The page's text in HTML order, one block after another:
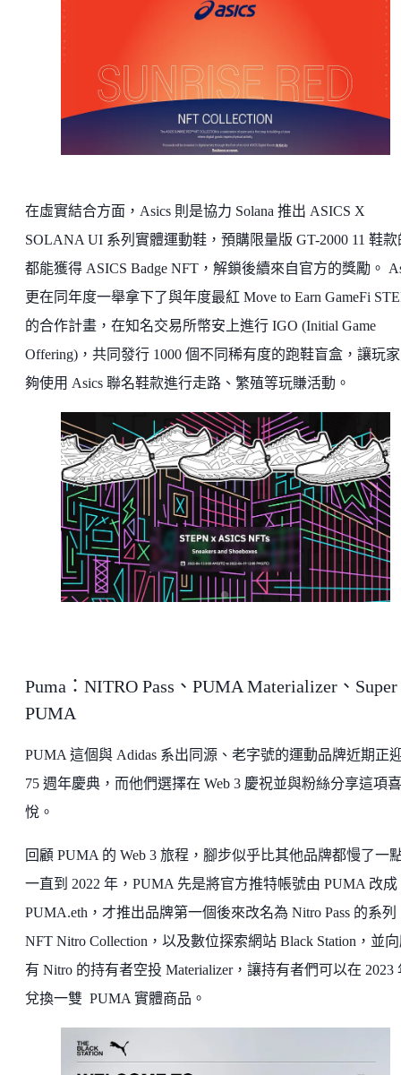
在虛實結合方面，Asics 則是協力 Solana 推出 ASICS X
SOLANA UI 系列實體運動鞋，預購限量版 GT-2000 11 鞋款
都能獲得 ASICS Badge NFT，解鎖後續來自官方的獎勵。
更在同年度一舉拿下了與年度最紅 Move to Earn GameFi
的合作計畫，在知名交易所幣安上進行 IGO (Initial Game
Offering)，共同發行 1000 個不同稀有度的跑鞋盲盒，讓玩
夠使用 Asics 聯名鞋款進行走路、繁殖等玩賺活動。
Puma：NITRO Pass、PUMA Materializer、Super
PUMA
PUMA 這個與 Adidas 系出同源、老字號的運動品牌近期正
75 週年慶典，而他們選擇在 Web 3 慶祝並與粉絲分享這項喜
悅。
回顧 PUMA 的 Web 3 旅程，腳步似乎比其他品牌都慢了一
一直到 2022 年，PUMA 先是將官方推特帳號由 PUMA 改成
PUMA.eth，才推出品牌第一個後來改名為 Nitro Pass 的系列
NFT Nitro Collection，以及數位探索網站 Black Station，並
有 Nitro 的持有者空投 Materializer，讓持有者們可以在 2023
兌換一雙 PUMA 實體商品。